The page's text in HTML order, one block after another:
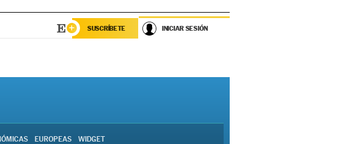
SUSCRÍBETE INICIAR SESIÓN
EUROPEAS WIDGET